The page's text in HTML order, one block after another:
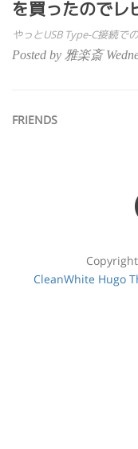
を買ったのでレ
やっとUSB Type-C接続で
Posted by 雅楽斎
FRIENDS
CleanWhite Hugo